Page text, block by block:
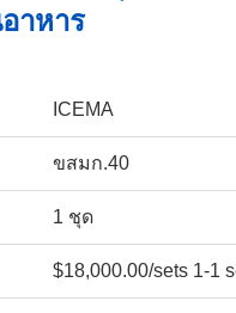
าหาร
ICEMA
ขสมก.40
1 ชุด
$18,000.00/sets 1-1